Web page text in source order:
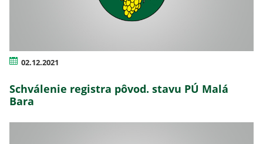
02.12.2021
Schválenie registra pôvod. stavu PÚ Malá
Bara